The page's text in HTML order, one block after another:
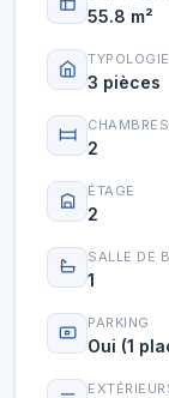
55.8 m²
TYPOLOGIE
3 pièces
CHAMBRES
2
ÉTAGE
2
SALLE DE
1
PARKING
Oui (1